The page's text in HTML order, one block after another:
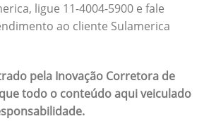
ligue 11-4004-5900 e fale
ao cliente Sulamerica
pela Inovação Corretora de
todo o conteúdo aqui veiculado